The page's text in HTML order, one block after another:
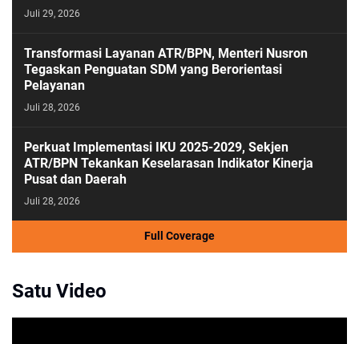
Juli 29, 2026
Transformasi Layanan ATR/BPN, Menteri Nusron
Tegaskan Penguatan SDM yang Berorientasi
Pelayanan
Juli 28, 2026
Perkuat Implementasi IKU 2025-2029, Sekjen
ATR/BPN Tekankan Keselarasan Indikator Kinerja
Pusat dan Daerah
Juli 28, 2026
Full Coverage
Satu Video